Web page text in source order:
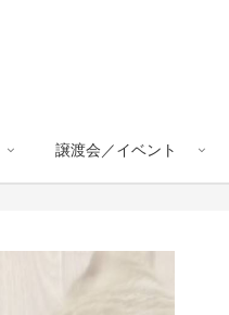
譲渡会／イベント